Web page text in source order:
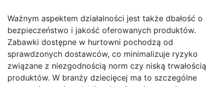
Ważnym aspektem działalności jest także dbałość o
bezpieczeństwo i jakość oferowanych produktów.
Zabawki dostępne w hurtowni pochodzą od
sprawdzonych dostawców, co minimalizuje ryzyko
związane z niezgodnością norm czy niską trwałością
produktów. W branży dziecięcej ma to szczególne